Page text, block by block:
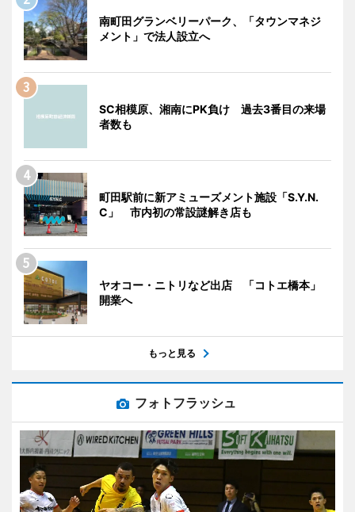
南町田グランベリーパーク、「タウンマネジ
メント」で法人設立へ
SC相模原、湘南にPK負け 過去3番目の来場
者数も
町田駅前に新アミューズメント施設「S.Y.N.
C」 市内初の常設謎解き店も
ヤオコー・ニトリなど出店 「コトエ橋本」
開業へ
もっと見る
フォトフラッシュ